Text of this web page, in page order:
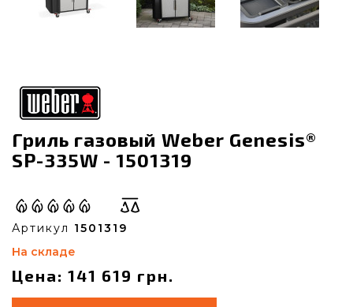
Гриль газовый Weber Genesis®
SP-335W - 1501319
Артикул 1501319
На складе
Цена: 141 619 грн.